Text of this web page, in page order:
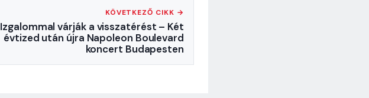
KÖVETKEZŐ CIKK →
Izgalommal várják a visszatérést – Két
évtized után újra Napoleon Boulevard
koncert Budapesten